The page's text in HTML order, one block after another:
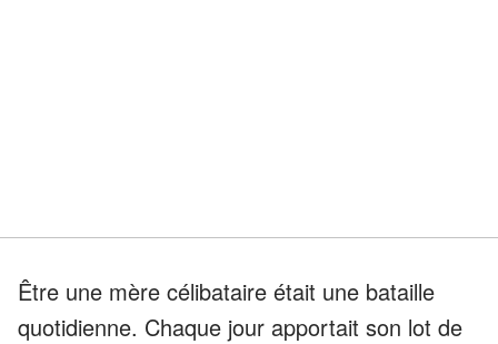
Être une mère célibataire était une bataille
quotidienne. Chaque jour apportait son lot de